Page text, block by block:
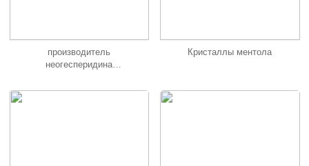
производитель
неогесперидина
Неогесперидин DC, NHDC
Кристаллы ментола